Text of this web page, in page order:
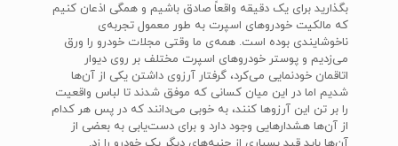
بگذارید برای یک دقیقه واقعاً صادق باشیم و همگی اذعان کنیم
که مالکیت خودروهای اسپرت به طور معمول تجربه‌ی
ناخوشایندی بوده است. همه‌ی ما وقتی مجلات خودرو را ورق
می‌زدیم و پوستر خودروهای اسپرت مختلف بر روی دیوار
اتاقمان خودنمایی می‌کرد، گرفتار آرزوی داشتن یکی از آن‌ها
شدیم اما در این میان کسانی که موفق شدند تا لباس واقعیت
را بر تن این آرزوها کنند، به خوبی می‌دانند که در پس هر کدام
از آن‌ها هشدارهایی وجود دارد و برای دست‌یابی به بعضی از